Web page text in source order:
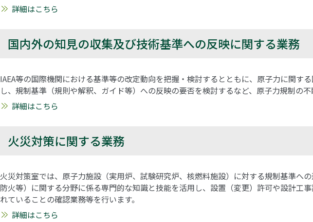
詳細はこちら
国内外の知見の収集及び技術基準への反映に関する業務
IAEA等の国際機関における基準等の改定動向を把握・検討するとともに、原子力に関
し、規制基準（規則や解釈、ガイド等）への反映の要否を検討するなど、原子力規制の
詳細はこちら
火災対策に関する業務
火災対策室では、原子力施設（実用炉、試験研究炉、核燃料施設）に対する規制基準へ
防火等）に関する分野に係る専門的な知識と技能を活用し、設置（変更）許可や設計工
れていることの確認業務等を行います。
詳細はこちら